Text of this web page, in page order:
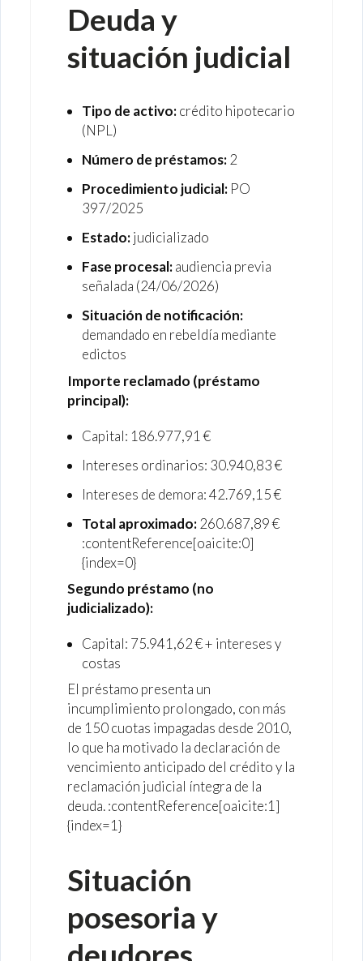
Deuda y
situación judicial
Tipo de activo:crédito hipotecario
(NPL)
Número de préstamos:2
Procedimiento judicial:PO
397/2025
Estado:judicializado
Fase procesal:audiencia previa
señalada (24/06/2026)
Situación de notificación:
demandado en rebeldía mediante
edictos
Importe reclamado (préstamo
principal):
Capital: 186.977,91 €
Intereses ordinarios: 30.940,83 €
Intereses de demora: 42.769,15 €
Total aproximado:260.687,89 €
:contentReference[oaicite:0]
{index=0}
Segundo préstamo (no
judicializado):
Capital: 75.941,62 € + intereses y
costas
El préstamo presenta un
incumplimiento prolongado, con más
de 150 cuotas impagadas desde 2010,
lo que ha motivado la declaración de
vencimiento anticipado del crédito y la
reclamación judicial íntegra de la
deuda. :contentReference[oaicite:1]
{index=1}
Situación
posesoria y